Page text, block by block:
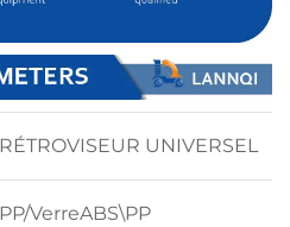
RÉTROVISEUR UNIVERSEL
PP/VerreABS\PP